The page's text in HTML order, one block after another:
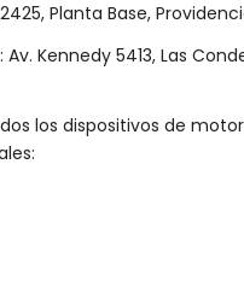
Planta Base,
Kennedy 5413, Las
los dispositivos de